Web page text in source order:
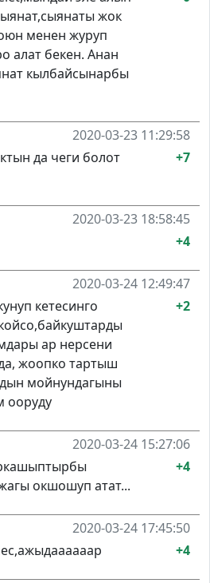
жок
менен журуп
алат бекен. Анан
кылбайсынарбы
2020-03-23 11:29:58
да чеги болот
+7
2020-03-23 18:58:45
+4
2020-03-24 12:49:47
кетесинго
ар нерсени
жоопко тартыш
мойнундагыны
ооруду
+2
2020-03-24 15:27:06
окшошуп атат...
+4
2020-03-24 17:45:50
+4